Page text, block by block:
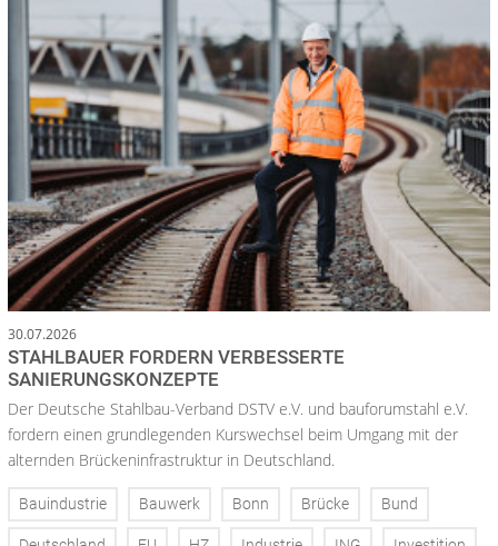
30.07.2026
STAHLBAUER FORDERN VERBESSERTE
SANIERUNGSKONZEPTE
Der Deutsche Stahlbau-Verband DSTV e.V. und bauforumstahl e.V.
fordern einen grundlegenden Kurswechsel beim Umgang mit der
alternden Brückeninfrastruktur in Deutschland.
Bauindustrie Bauwerk Bonn Brücke Bund